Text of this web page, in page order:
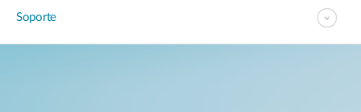
Soporte